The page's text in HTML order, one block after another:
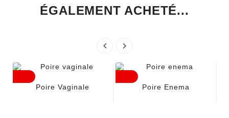
ÉGALEMENT ACHETÉ...
 
Poire Vaginale Poire Enema